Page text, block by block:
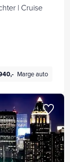
| Cruise
Marge auto